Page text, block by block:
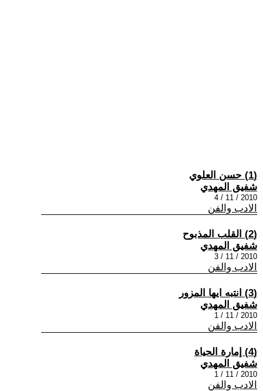
(1) حسن العلوي
شفيق المهدي
2010 / 11 / 4
الادب والفن
(2) القلب المذبوح
شفيق المهدي
2010 / 11 / 3
الادب والفن
(3) انتبه ايها المزور
شفيق المهدي
2010 / 11 / 1
الادب والفن
(4) إمارة الحياة
شفيق المهدي
2010 / 11 / 1
الادب والفن